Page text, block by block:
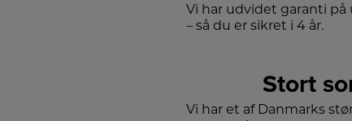
Vi har udvidet garanti
– så du er sikret i 4 år.
Stort
Vi har et af Danmarks